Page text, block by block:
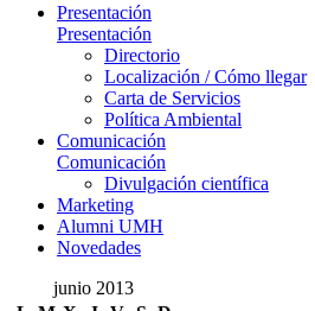
Presentación
Presentación
Directorio
Localización / Cómo llegar
Carta de Servicios
Política Ambiental
Comunicación
Comunicación
Divulgación científica
Marketing
Alumni UMH
Novedades
junio 2013